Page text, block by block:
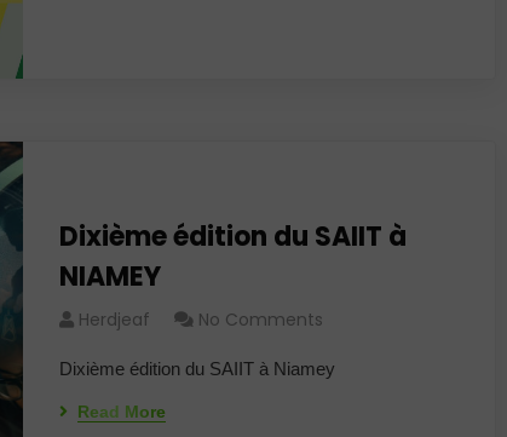
Dixième édition du SAIIT à
NIAMEY
Herdjeaf No Comments
Dixième édition du SAIIT à Niamey
Read More